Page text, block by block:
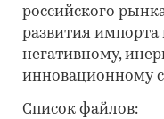
российского
развития импорта
негативному,
инновационному
Список файлов: